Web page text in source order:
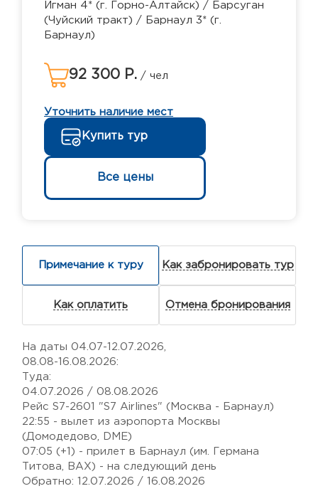
Игман 4* (г. Горно-Алтайск) / Барсуган
(Чуйский тракт) / Барнаул 3* (г.
Барнаул)
92 300 Р. / чел
Уточнить наличие мест
Купить тур
Все цены
Примечание к туру Как забронировать тур
Как оплатить Отмена бронирования
На даты 04.07-12.07.2026,
08.08-16.08.2026:
Туда:
04.07.2026 / 08.08.2026
Рейс S7-2601 "S7 Airlines" (Москва - Барнаул)
22:55 - вылет из аэропорта Москвы
(Домодедово, DME)
07:05 (+1) - прилет в Барнаул (им. Германа
Титова, BAX) - на следующий день
Обратно: 12.07.2026 / 16.08.2026